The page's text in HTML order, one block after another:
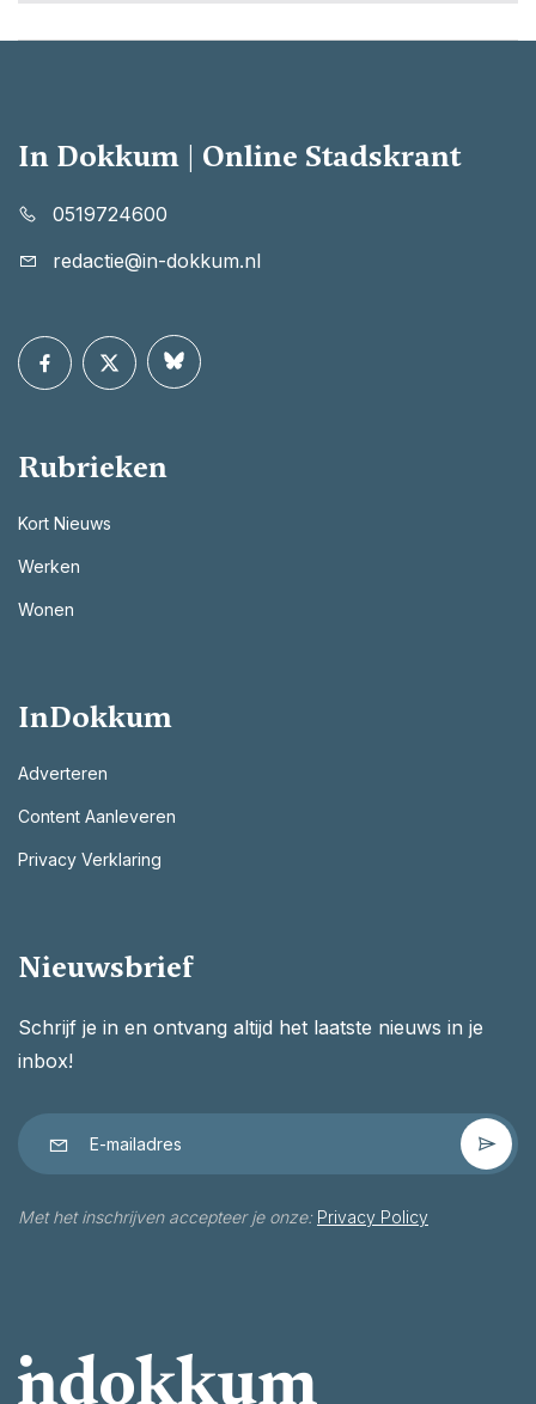
In Dokkum | Online Stadskrant
0519724600
redactie@in-dokkum.nl
Rubrieken
Kort Nieuws
Werken
Wonen
InDokkum
Adverteren
Content Aanleveren
Privacy Verklaring
Nieuwsbrief
Schrijf je in en ontvang altijd het laatste nieuws in je
inbox!
Met het inschrijven accepteer je onze: Privacy Policy